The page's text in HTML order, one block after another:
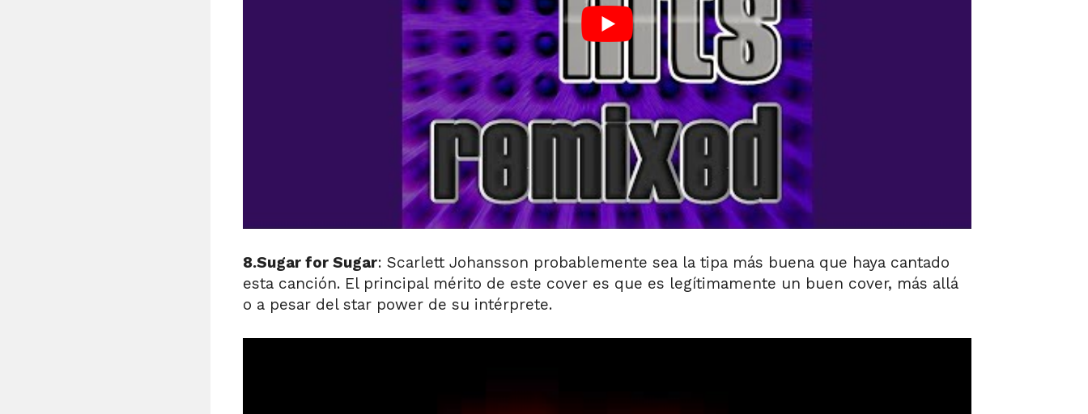
8.Sugar for Sugar: Scarlett Johansson probablemente sea la tipa más buena que haya cantado
esta canción. El principal mérito de este cover es que es legítimamente un buen cover, más allá
o a pesar del star power de su intérprete.